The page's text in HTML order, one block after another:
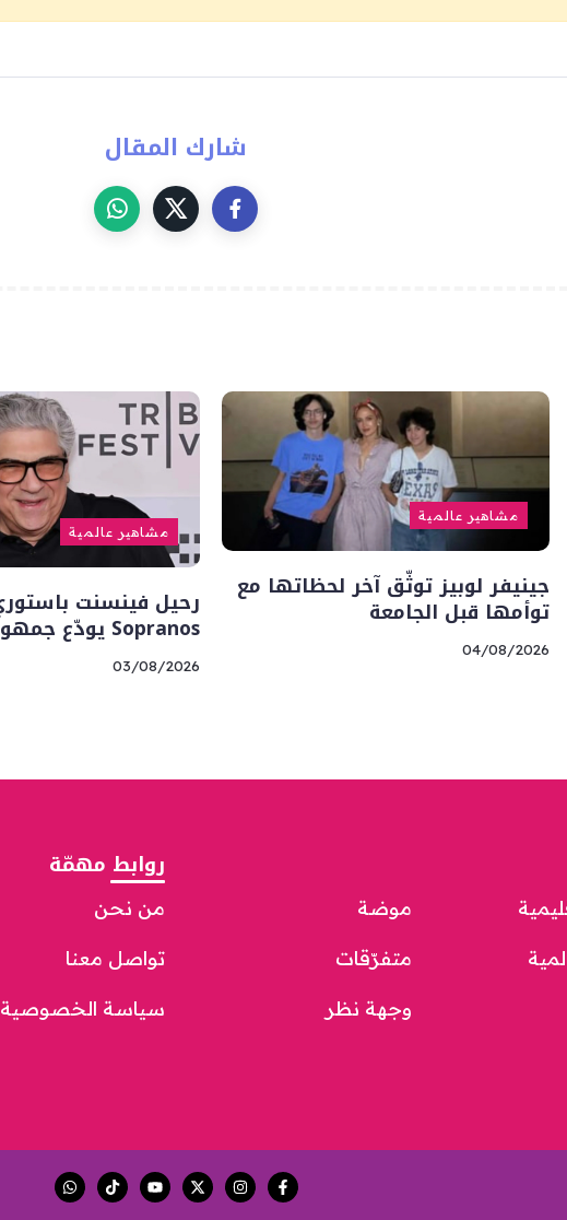
شارك المقال
مشاهير عالمية
جينيفر لوبيز توثّق آخر لحظاتها مع
توأمها قبل الجامعة
04/08/2026
مشاهير عالمية
Sopranos يودّع جمهوره إلى الأبد
03/08/2026
موضة
متفرّقات
وجهة نظر
روابط مهمّة
من نحن
تواصل معنا
سياسة الخصوصية